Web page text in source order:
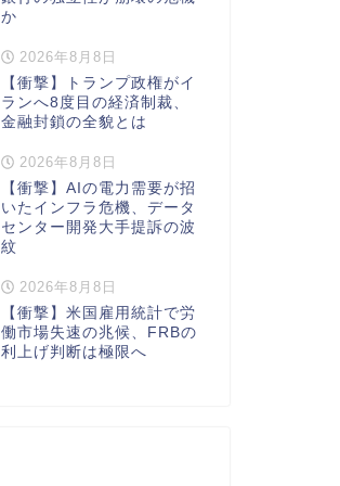
か
2026年8月8日
【衝撃】トランプ政権がイ
ランへ8度目の経済制裁、
金融封鎖の全貌とは
2026年8月8日
【衝撃】AIの電力需要が招
いたインフラ危機、データ
センター開発大手提訴の波
紋
2026年8月8日
【衝撃】米国雇用統計で労
働市場失速の兆候、FRBの
利上げ判断は極限へ